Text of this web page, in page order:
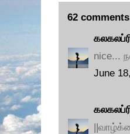
62
nice...
June